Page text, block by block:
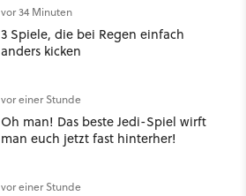
vor 34 Minuten
3 Spiele, die bei Regen einfach
anders kicken
vor einer Stunde
Oh man! Das beste Jedi-Spiel wirft
man euch jetzt fast hinterher!
vor einer Stunde